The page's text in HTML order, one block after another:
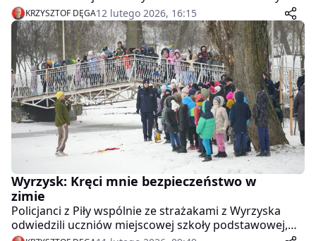
przekazano trzy nowe radiowozy dla komisariatów i
posterunku policji w powiecie pilskim. Zakup pojazdów
wsparły wspólnie Powiat Pilski oraz samorządy z
Wyrzyska, Łobżenicy, Kaczor i Wysokiej.
KRZYSZTOF DĘGA12 lutego 2026, 16:15
Wyrzysk: Kręci mnie bezpieczeństwo w
zimie
Policjanci z Piły wspólnie ze strażakami z Wyrzyska
odwiedzili uczniów miejscowej szkoły podstawowej,